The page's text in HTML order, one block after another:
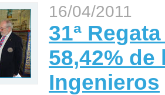
16/04/2011
31ª
58,42%
Ingenieros